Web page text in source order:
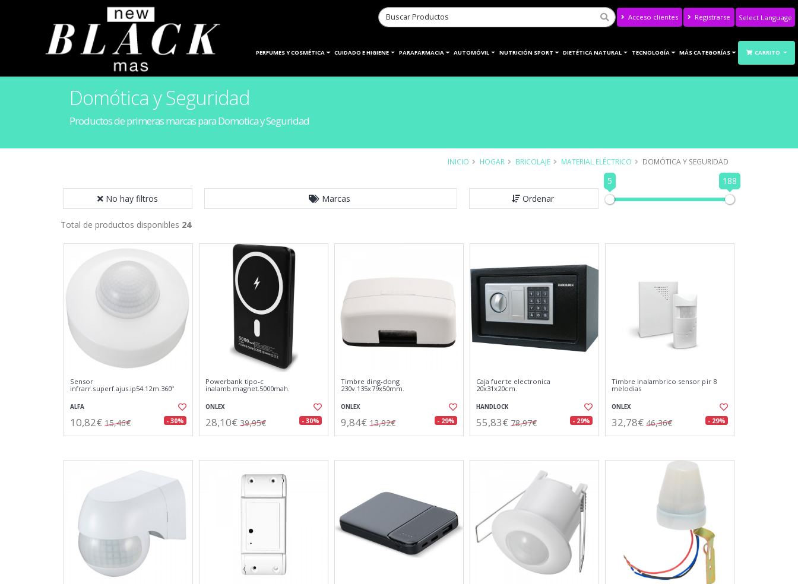
Acceso clientes Registrarse
Translate
PERFUMES Y COSMÉTICA CUIDADO E HIGIENE PARAFARMACIA AUTOMÓVIL NUTRICIÓN SPORT DIETÉTICA NATURAL TECNOLOGÍA MÁS CATEGORÍAS CARRITO
Domótica y Seguridad
Productos de primeras marcas para Domotica y Seguridad
INICIO HOGAR BRICOLAJE MATERIAL ELÉCTRICO DOMÓTICA Y SEGURIDAD
No hay filtros Marcas Ordenar
5 188
Total de productos disponibles 24
Sensor
infrarr.superf.ajus.ip54.12m.360º
ALFA
10,82€ 15,46€ - 30%
Powerbank tipo-c
inalamb.magnet.5000mah.
ONLEX
28,10€ 39,95€ - 30%
Timbre ding-dong
230v.135x79x50mm.
ONLEX
9,84€ 13,92€ - 29%
Caja fuerte electronica
20x31x20cm.
HANDLOCK
55,83€ 78,97€ - 29%
Timbre inalambrico sensor pir 8
melodias
ONLEX
32,78€ 46,36€ - 29%